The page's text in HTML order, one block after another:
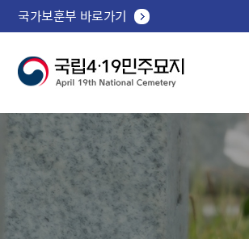
국가보훈부 바로가기